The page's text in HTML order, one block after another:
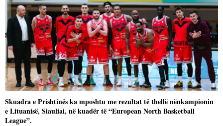
Skuadra e Prishtinës ka mposhtu me rezultat të thellë nënkampionin
e Lituanisë, Siauliai, në kuadër të “European North Basketball
League”.